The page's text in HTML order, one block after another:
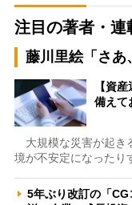
注目の著者・連
藤川里絵「さあ
【資
備えて
大規模な災害が起き
境が不安定になったり
5年ぶり改訂の「